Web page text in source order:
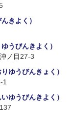
きよく）
うびんきよく）
ノ目27-3
ゆうびんきょく）
1
ゆうびんきよく）